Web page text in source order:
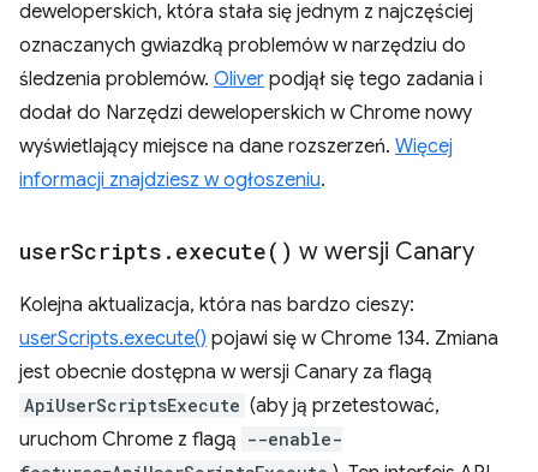
deweloperskich, która stała się jednym z najczęściej
oznaczanych gwiazdką problemów w narzędziu do
śledzenia problemów. Oliver podjął się tego zadania i
dodał do Narzędzi deweloperskich w Chrome nowy
wyświetlający miejsce na dane rozszerzeń. Więcej
informacji znajdziesz w ogłoszeniu.
userScripts . execute( ) w wersji Canary
Kolejna aktualizacja, która nas bardzo cieszy:
userScripts.execute() pojawi się w Chrome 134. Zmiana
jest obecnie dostępna w wersji Canary za flagą
ApiUserScriptsExecute (aby ją przetestować,
uruchom Chrome z flagą --enable-